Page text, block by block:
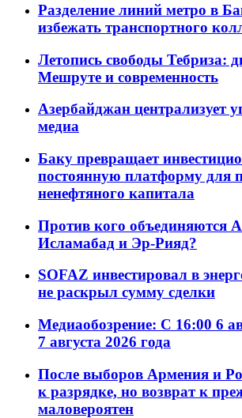
Разделение линий метро в
избежать транспортного
Летопись свободы Тебриза:
Мешруте и современность
Азербайджан централизует
медиа
Баку превращает
постоянную платформу для
ненефтяного капитала
Против кого объединяются
Исламабад и Эр-Рияд?
SOFAZ инвестировал в
не раскрыл сумму сделки
Медиаобозрение: С 16:00 6
7 августа 2026 года
После выборов Армения и
к разрядке, но возврат к
маловероятен